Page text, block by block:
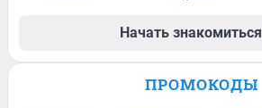
Начать знакомиться
ПРОМОКОДЫ